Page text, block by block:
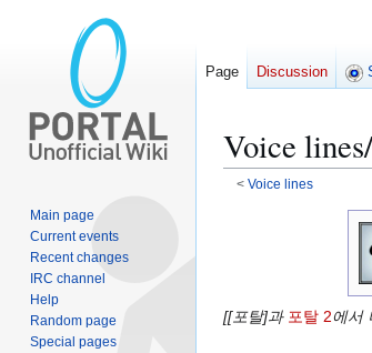
Voice
< Voice lines
[[포탈]과 포탈 2에서
Page Discussion
Main page
Current events
Recent changes
IRC channel
Help
Random page
Special pages